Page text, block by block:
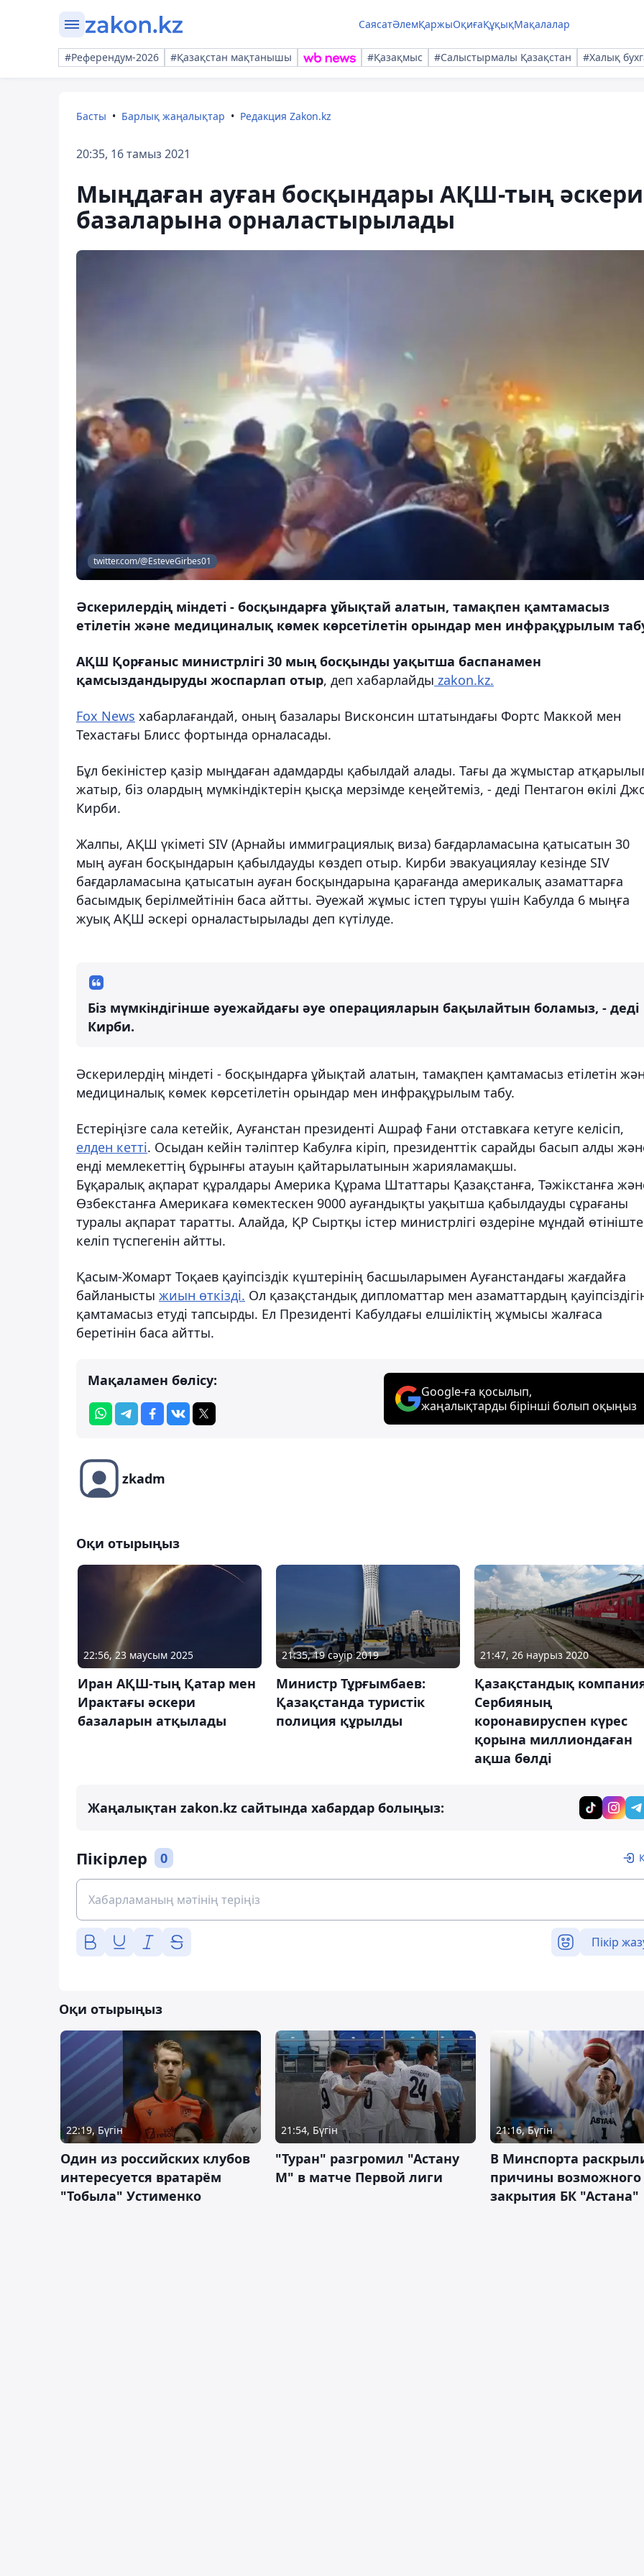
СаясатӘлемҚаржыОқиғаҚұқықМақалалар
#Референдум-2026 #Қазақстан мақтанышы #Қазақмыс #Салыстырмалы Қазақстан #Халық
Басты Барлық жаңалықтар Редакция Zakon.kz
20:35, 16 тамыз 2021
Мыңдаған ауған босқындары АҚШ-тың әскери
базаларына орналастырылады
twitter.com/@EsteveGirbes01
Әскерилердің міндеті - босқындарға ұйықтай алатын, тамақпен қамтамасыз
етілетін және медициналық көмек көрсетілетін орындар мен инфрақұрылым
АҚШ Қорғаныс министрлігі 30 мың босқынды уақытша баспанамен
қамсыздандыруды жоспарлап отыр, деп хабарлайды zakon.kz.
Fox News хабарлағандай, оның базалары Висконсин штатындағы Фортс Маккой мен
Техастағы Блисс фортында орналасады.
Бұл бекіністер қазір мыңдаған адамдарды қабылдай алады. Тағы да жұмыстар
жатыр, біз олардың мүмкіндіктерін қысқа мерзімде кеңейтеміз, - деді Пентагон өкілі
Кирби.
Жалпы, АҚШ үкіметі SIV (Арнайы иммиграциялық виза) бағдарламасына қатысатын 30
мың ауған босқындарын қабылдауды көздеп отыр. Кирби эвакуациялау кезінде SIV
бағдарламасына қатысатын ауған босқындарына қарағанда америкалық азаматтарға
басымдық берілмейтінін баса айтты. Әуежай жұмыс істеп тұруы үшін Кабулда 6 мыңға
жуық АҚШ әскері орналастырылады деп күтілуде.
Біз мүмкіндігінше әуежайдағы әуе операцияларын бақылайтын боламыз, - деді
Кирби.
Әскерилердің міндеті - босқындарға ұйықтай алатын, тамақпен қамтамасыз етілетін
медициналық көмек көрсетілетін орындар мен инфрақұрылым табу.
Естеріңізге сала кетейік, Ауғанстан президенті Ашраф Ғани отставкаға кетуге келісіп,
елден кетті. Осыдан кейін тәліптер Кабулға кіріп, президенттік сарайды басып алды
енді мемлекеттің бұрынғы атауын қайтарылатынын жарияламақшы.
Бұқаралық ақпарат құралдары Америка Құрама Штаттары Қазақстанға, Тәжікстанға
Өзбекстанға Америкаға көмектескен 9000 ауғандықты уақытша қабылдауды сұрағаны
туралы ақпарат таратты. Алайда, ҚР Сыртқы істер министрлігі өздеріне мұндай
келіп түспегенін айтты.
Қасым-Жомарт Тоқаев қауіпсіздік күштерінің басшыларымен Ауғанстандағы жағдайға
байланысты жиын өткізді. Ол қазақстандық дипломаттар мен азаматтардың
қамтамасыз етуді тапсырды. Ел Президенті Кабулдағы елшіліктің жұмысы жалғаса
беретінін баса айтты.
Мақаламен бөлісу:
Google-ға қосылып,
жаңалықтарды бірінші болып оқыңыз
zkadm
Оқи отырыңыз
22:56, 23 маусым 2025
Иран АҚШ-тың Қатар мен
Ирактағы әскери
базаларын атқылады
21:35, 19 сәуір 2019
Министр Тұрғымбаев:
Қазақстанда туристік
полиция құрылды
21:47, 26 наурыз 2020
Қазақстандық
Сербияның
коронавируспен күрес
қорына миллиондаған
ақша бөлді
Жаңалықтан zakon.kz сайтында хабардар болыңыз:
Пікірлер 0
Пікір
Оқи отырыңыз
22:19, Бүгін
Один из российских клубов
интересуется вратарём
"Тобыла" Устименко
21:54, Бүгін
"Туран" разгромил "Астану
М" в матче Первой лиги
21:16, Бүгін
В Минспорта
причины возможного
закрытия БК "Астана"